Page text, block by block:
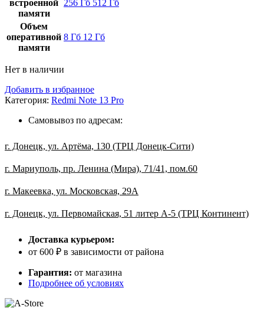
встроенной
памяти
256 Гб 512 Гб
Объем
оперативной
памяти
8 Гб 12 Гб
Нет в наличии
Добавить в избранное
Категория: Redmi Note 13 Pro
Самовывоз по адресам:
г. Донецк, ул. Артёма, 130 (ТРЦ Донецк-Сити)
г. Мариуполь, пр. Ленина (Мира), 71/41, пом.60
г. Макеевка, ул. Московская, 29А
г. Донецк, ул. Первомайская, 51 литер А-5 (ТРЦ Континент)
Доставка курьером:
от 600 ₽ в зависимости от района
Гарантия: от магазина
Подробнее об условиях